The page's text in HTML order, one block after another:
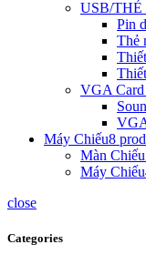
USB/THẺ
Pin
Thẻ
VGA Card
Máy Chiếu8
Màn
Máy Chiếu
close
Categories